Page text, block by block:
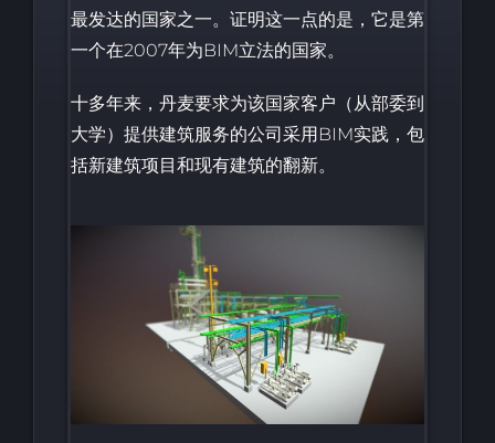
最发达的国家之一。证明这一点的是，它是第
一个在2007年为BIM立法的国家。
十多年来，丹麦要求为该国家客户（从部委到
大学）提供建筑服务的公司采用BIM实践，包
括新建筑项目和现有建筑的翻新。